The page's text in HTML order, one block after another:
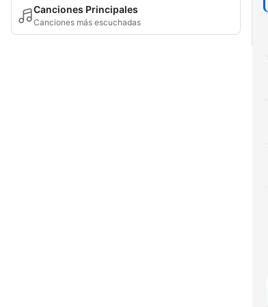
Canciones Principales
Canciones más escuchadas